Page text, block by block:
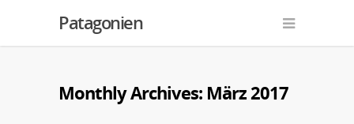
Patagonien
Monthly Archives: März 2017